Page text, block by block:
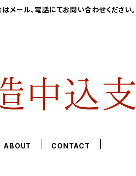
メール、電話にてお問い合わせください。
ABOUT CONTACT